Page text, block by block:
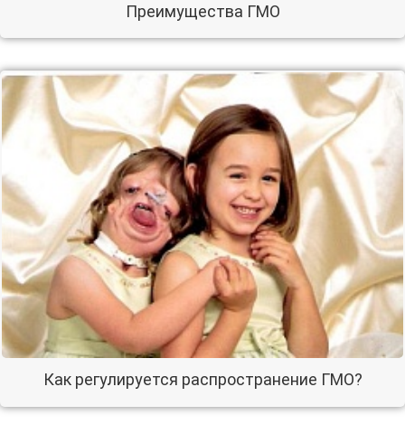
Преимущества ГМО
Как регулируется распространение ГМО?